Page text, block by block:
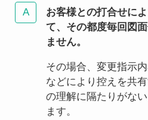
お客様との打合せに
て、その都度毎回図
ません。
その場合、変更指示
などにより控えを共
の理解に隔たりがな
ます。